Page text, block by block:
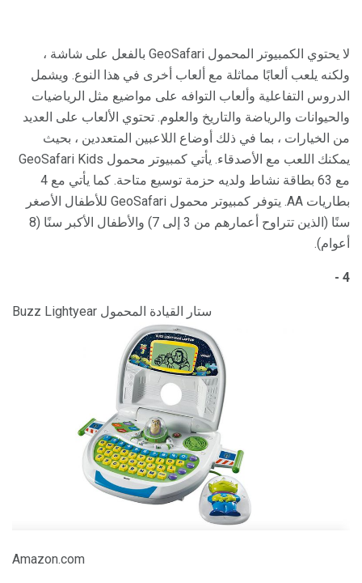
لا يحتوي الكمبيوتر المحمول GeoSafari بالفعل على شاشة ،
ولكنه يلعب ألعابًا مماثلة مع ألعاب أخرى في هذا النوع. ويشمل
الدروس التفاعلية وألعاب التوافه على مواضيع مثل الرياضيات
والحيوانات والرياضة والتاريخ والعلوم. تحتوي الألعاب على العديد
من الخيارات ، بما في ذلك أوضاع اللاعبين المتعددين ، بحيث
يمكنك اللعب مع الأصدقاء. يأتي كمبيوتر محمول GeoSafari Kids
مع 63 بطاقة نشاط ولديه حزمة توسيع متاحة. كما يأتي مع 4
بطاريات AA. يتوفر كمبيوتر محمول GeoSafari للأطفال الأصغر
سنًا (الذين تتراوح أعمارهم من 3 إلى 7) والأطفال الأكبر سنًا (8
أعوام).
4 -
Buzz Lightyear ستار القيادة المحمول
Amazon.com